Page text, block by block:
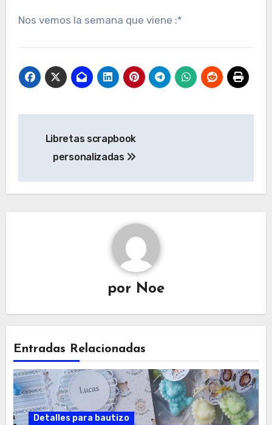
Nos vemos la semana que viene :*
Libretas scrapbook
personalizadas
por Noe
Entradas Relacionadas
Detalles para bautizo